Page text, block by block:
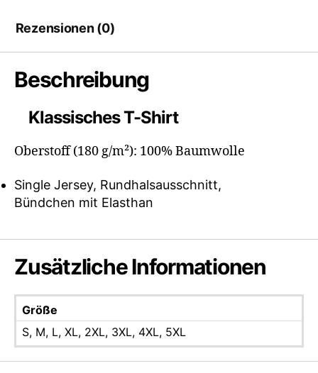
Rezensionen (0)
Beschreibung
Klassisches T-Shirt
Oberstoff (180 g/m²): 100% Baumwolle
Single Jersey, Rundhalsausschnitt,
Bündchen mit Elasthan
Zusätzliche Informationen
Größe
S, M, L, XL, 2XL, 3XL, 4XL, 5XL